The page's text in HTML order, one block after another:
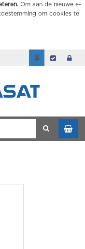
Om aan de nieuwe e-
om cookies te